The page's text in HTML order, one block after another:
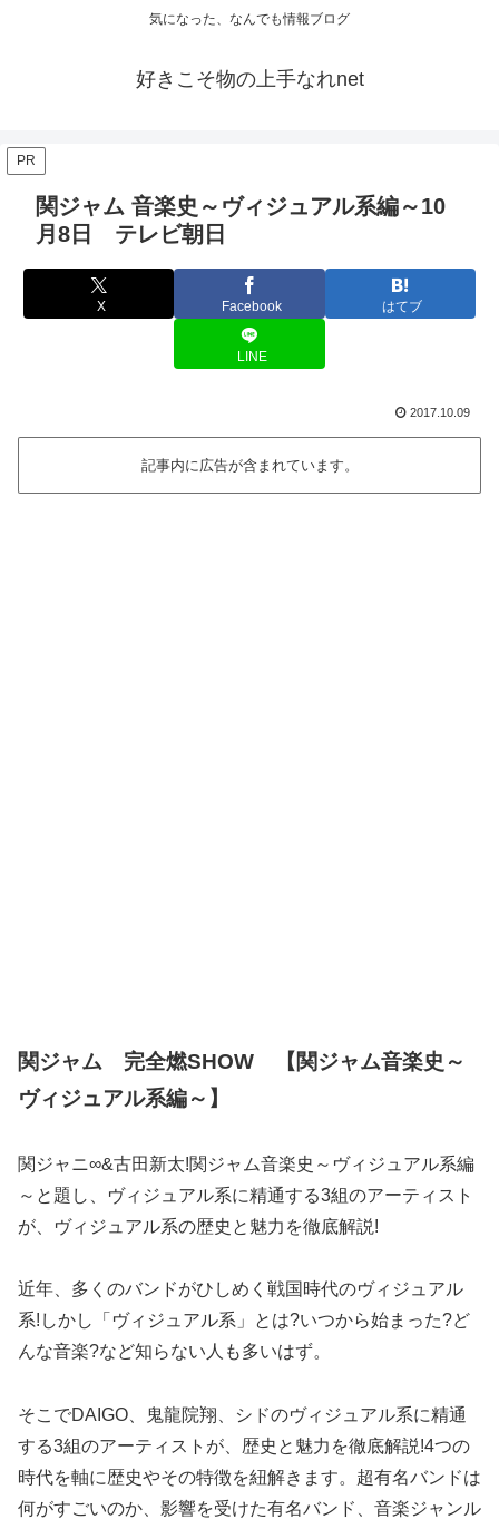
気になった、なんでも情報ブログ
好きこそ物の上手なれnet
PR
関ジャム 音楽史～ヴィジュアル系編～10
月8日 テレビ朝日
X Facebook はてブ
LINE
2017.10.09
記事内に広告が含まれています。
関ジャム 完全燃SHOW 【関ジャム音楽史～
ヴィジュアル系編～】
関ジャニ∞&古田新太!関ジャム音楽史～ヴィジュアル系編
～と題し、ヴィジュアル系に精通する3組のアーティスト
が、ヴィジュアル系の歴史と魅力を徹底解説!
近年、多くのバンドがひしめく戦国時代のヴィジュアル
系!しかし「ヴィジュアル系」とは?いつから始まった?ど
んな音楽?など知らない人も多いはず。
そこでDAIGO、鬼龍院翔、シドのヴィジュアル系に精通
する3組のアーティストが、歴史と魅力を徹底解説!4つの
時代を軸に歴史やその特徴を紐解きます。超有名バンドは
何がすごいのか、影響を受けた有名バンド、音楽ジャンル